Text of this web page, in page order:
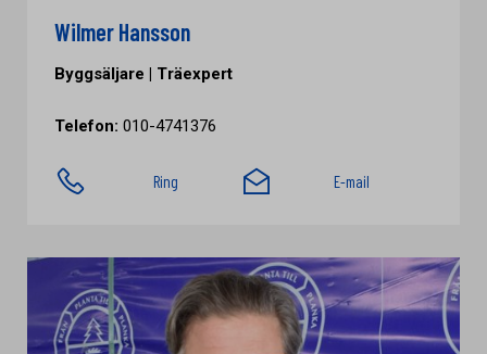
Wilmer Hansson
Byggsäljare | Träexpert
Telefon: 010-4741376
Ring E-mail